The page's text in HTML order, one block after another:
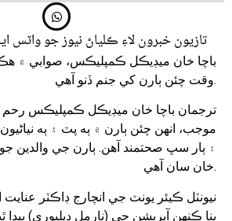
تازيون خبرون لاءِ ڪلياڻ نيوز جو واٽس
باچا خان ميڊيڪل ڪمپليڪس، صوابي ۾
وقت چئن ٻارن کي جنم ڏنو آهي.
ترجمان باچا خان ميڊيڪل ڪمپليڪس رحم
موجب، انهن چئن ٻارن ۾ ٻه پٽ ۽ ٻه
۽ ٻار سڀ صحتمند آهن. ٻارن جي والدين
خان سان آهي.
نيونٽل ڪيئر يونٽ جي انچارج ڊاڪٽر عنايت
بنا ڪنهن آپريشن جي (نارمل ڊيليوري) پيدا